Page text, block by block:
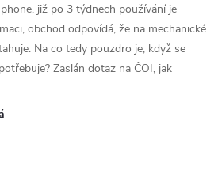
již po 3 týdnech používání je
obchod odpovídá, že na mechanické
Na co tedy pouzdro je, když se
Zaslán dotaz na ČOI, jak